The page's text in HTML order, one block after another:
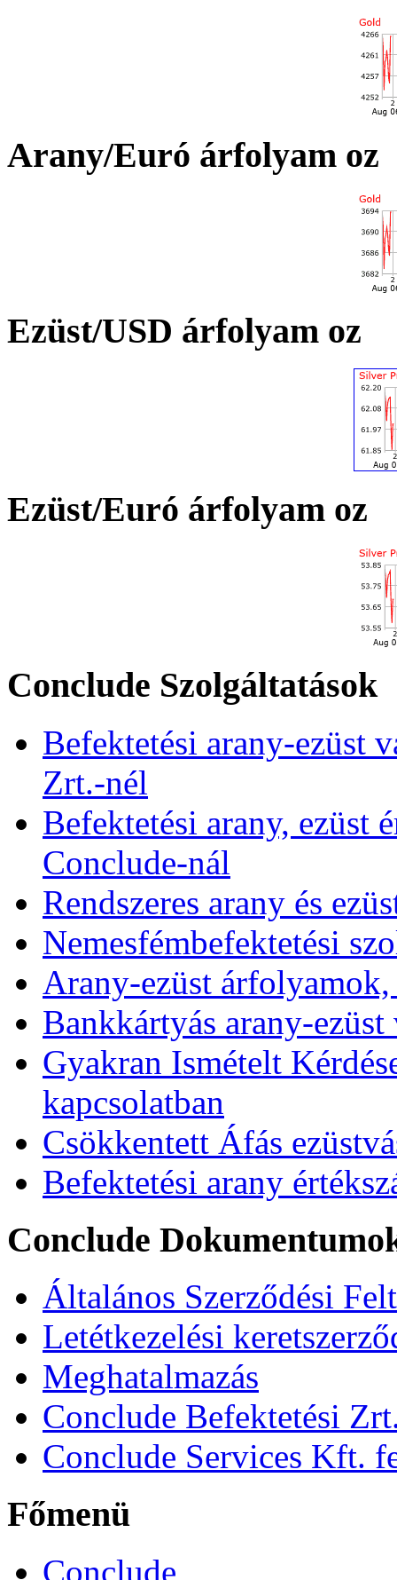
Arany/Euró árfolyam oz
Ezüst/USD árfolyam oz
Ezüst/Euró árfolyam oz
Conclude Szolgáltatások
Befektetési arany-ezüst
Zrt.-nél
Befektetési arany, ezüst
Conclude-nál
Rendszeres arany és
Nemesfémbefektetési
Arany-ezüst
Bankkártyás arany-
Gyakran Ismételt
kapcsolatban
Csökkentett Áfás
Befektetési arany
Conclude
Általános Szerződési
Letétkezelési
Meghatalmazás
Conclude Befektetési
Conclude Services Kft.
Főmenü
Conclude